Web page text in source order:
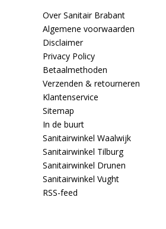
Over Sanitair Brabant
Algemene voorwaarden
Disclaimer
Privacy Policy
Betaalmethoden
Verzenden & retourneren
Klantenservice
Sitemap
In de buurt
Sanitairwinkel Waalwijk
Sanitairwinkel Tilburg
Sanitairwinkel Drunen
Sanitairwinkel Vught
RSS-feed